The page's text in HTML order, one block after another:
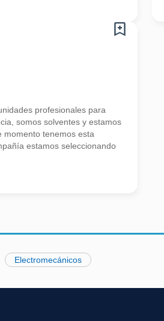
profesionales para
somos solventes y estamos
momento tenemos esta
estamos seleccionando
Electromecánicos